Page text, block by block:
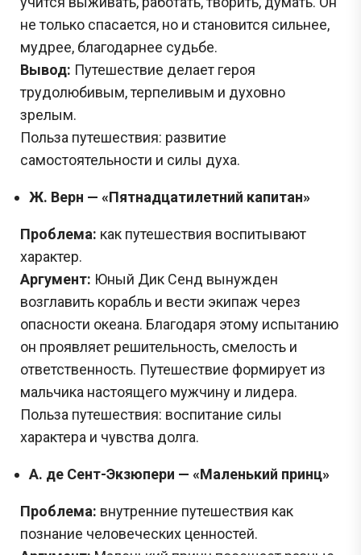
не только спасается, но и становится сильнее,
мудрее, благодарнее судьбе.
Вывод: Путешествие делает героя
трудолюбивым, терпеливым и духовно
зрелым.
Польза путешествия: развитие
самостоятельности и силы духа.
Ж. Верн — «Пятнадцатилетний капитан»
Проблема: как путешествия воспитывают
характер.
Аргумент: Юный Дик Сенд вынужден
возглавить корабль и вести экипаж через
опасности океана. Благодаря этому испытанию
он проявляет решительность, смелость и
ответственность. Путешествие формирует из
мальчика настоящего мужчину и лидера.
Польза путешествия: воспитание силы
характера и чувства долга.
А. де Сент-Экзюпери — «Маленький принц»
Проблема: внутренние путешествия как
познание человеческих ценностей.